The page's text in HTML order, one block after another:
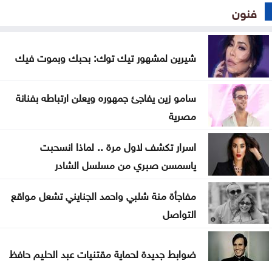
فنون
شيرين لمشهور تيك توك: بحبك وبموت فيك
سامو زين يفاجئ جمهوره ويعلن ارتباطه بفنانة
مصرية
اسرار تكشف لاول مرة .. لماذا انسحبت
ياسمسن صبري من مسلسل الشادر
مفاجأة منة شلبي واحمد الجنايني تشعل مواقع
التواصل
ضوابط جديدة لحماية مقتنيات عبد الحليم حافظ